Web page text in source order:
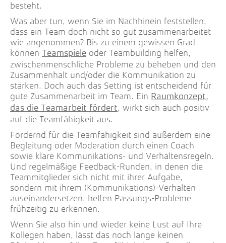
besteht.
Was aber tun, wenn Sie im Nachhinein feststellen,
dass ein Team doch nicht so gut zusammenarbeitet
wie angenommen? Bis zu einem gewissen Grad
können
Teamspiele oder Teambuilding helfen,
zwischenmenschliche Probleme zu beheben und den
Zusammenhalt und/oder die Kommunikation zu
stärken. Doch auch das Setting ist entscheidend für
gute Zusammenarbeit im Team. Ein Raumkonzept,
das die Teamarbeit fördert, wirkt sich auch positiv
auf die Teamfähigkeit aus.
Fördernd für die Teamfähigkeit sind außerdem eine
Begleitung oder Moderation durch einen Coach
sowie klare Kommunikations- und Verhaltensregeln.
Und regelmäßige Feedback-Runden, in denen die
Teammitglieder sich nicht mit ihrer Aufgabe,
sondern mit ihrem (Kommunikations)-Verhalten
auseinandersetzen, helfen Passungs-Probleme
frühzeitig zu erkennen.
Wenn Sie also hin und wieder keine Lust auf Ihre
Kollegen haben, lässt das noch lange keinen